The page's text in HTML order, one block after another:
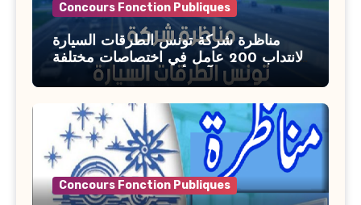
Concours Fonction Publiques
مناظرة شركة تونس الطرقات السيارة
لانتداب 200 عامل في اختصاصات مختلفة
آخر أجل : 21 جويلية 2026
Concours Fonction Publiques